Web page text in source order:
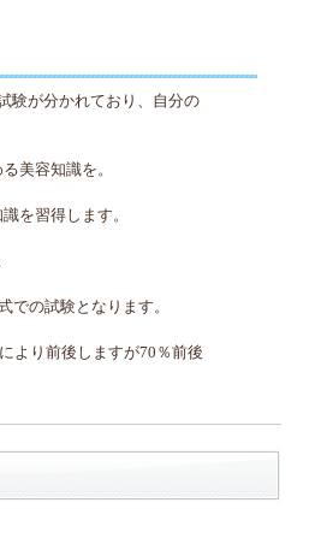
験が分かれており、自分の
美容知識を。
を習得します。
での試験となります。
より前後しますが70％前後